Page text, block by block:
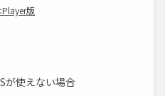
Player版
が使えない場合